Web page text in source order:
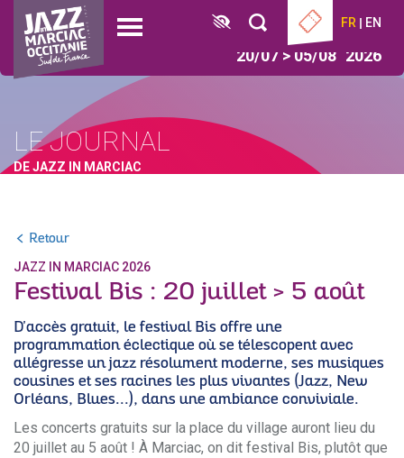
Aller
contenu
principal
Open
FR EN
2026
20/07 > 05/08
LE JOURNAL
DE JAZZ IN MARCIAC
Retour
JAZZ IN MARCIAC 2026
Festival Bis : 20 juillet > 5 août
D'accès gratuit, le festival Bis offre une
programmation éclectique où se télescopent avec
allégresse un jazz résolument moderne, ses musiques
cousines et ses racines les plus vivantes (Jazz, New
Orléans, Blues...), dans une ambiance conviviale.
Les concerts gratuits sur la place du village auront lieu du
20 juillet au 5 août ! À Marciac, on dit festival Bis, plutôt que
Panneau de gestion des cookies